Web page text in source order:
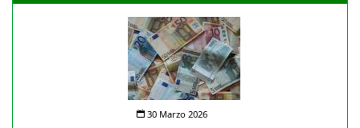
30 Marzo 2026